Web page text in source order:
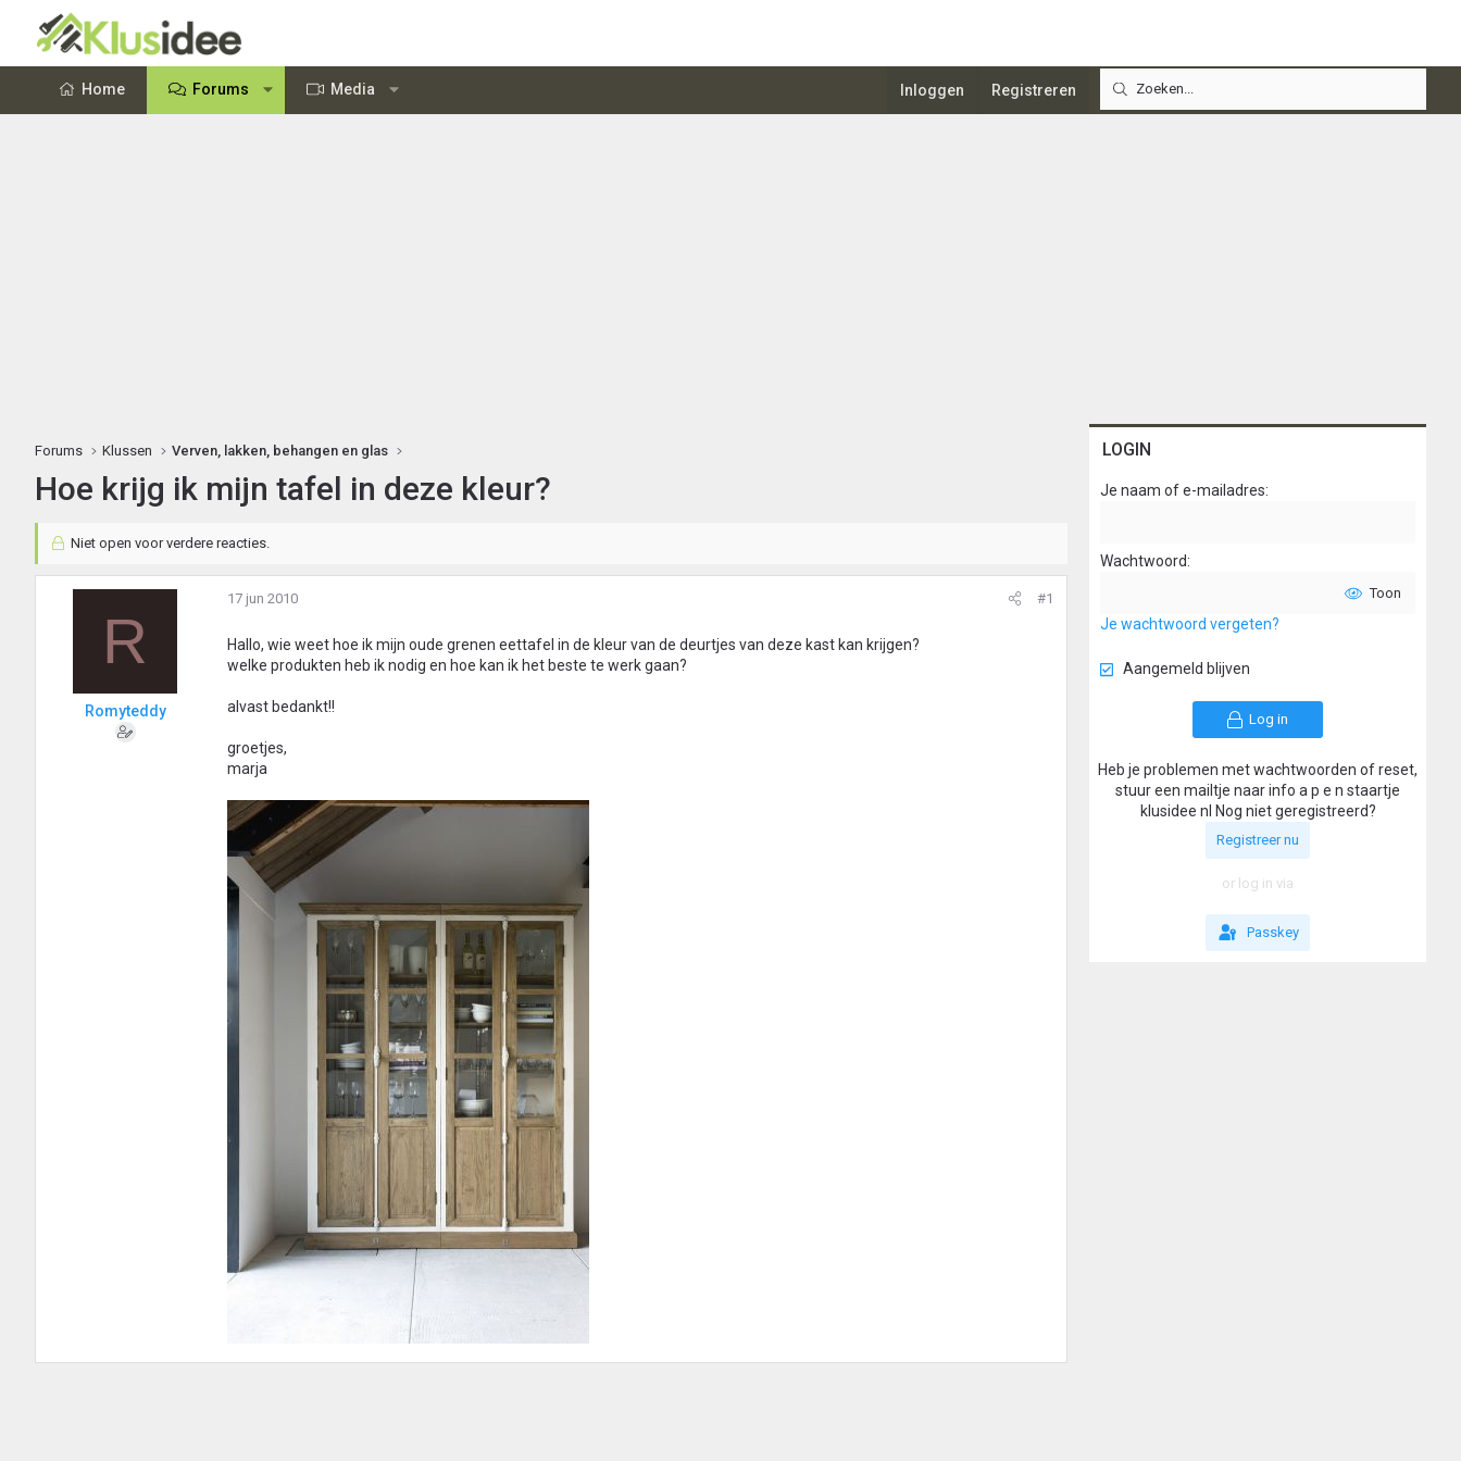
Home Forums Media Inloggen Registreren
Forums Klussen Verven, lakken, behangen en glas
Hoe krijg ik mijn tafel in deze kleur?
Niet open voor verdere reacties.
R
Romyteddy
17 jun 2010 #1
Hallo, wie weet hoe ik mijn oude grenen eettafel in de kleur van de deurtjes van deze kast kan krijgen?
welke produkten heb ik nodig en hoe kan ik het beste te werk gaan?
alvast bedankt!!
groetjes,
marja
LOGIN
Je naam of e-mailadres
Wachtwoord
Toon
Je wachtwoord vergeten?
Aangemeld blijven
Log in
Heb je problemen met wachtwoorden of reset,
stuur een mailtje naar info a p e n staartje
klusidee nl Nog niet geregistreerd?
Registreer nu
or log in via
Passkey